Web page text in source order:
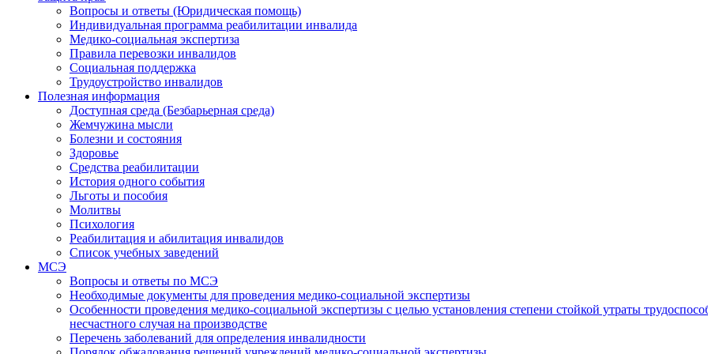
Вопросы и ответы (Юридическая помощь)
Индивидуальная программа реабилитации инвалида
Медико-социальная экспертиза
Правила перевозки инвалидов
Социальная поддержка
Трудоустройство инвалидов
Полезная информация
Доступная среда (Безбарьерная среда)
Жемчужина мысли
Болезни и состояния
Здоровье
Средства реабилитации
История одного события
Льготы и пособия
Молитвы
Психология
Реабилитация и абилитация инвалидов
Список учебных заведений
МСЭ
Вопросы и ответы по МСЭ
Необходимые документы для проведения медико-социальной экспертизы
Особенности проведения медико-социальной экспертизы с целью установления степени стойкой утраты
несчастного случая на производстве
Перечень заболеваний для определения инвалидности